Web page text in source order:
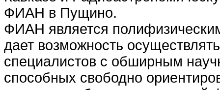
ФИАН в Пущино.
ФИАН является
дает возможность
специалистов с обширным
способных свободно